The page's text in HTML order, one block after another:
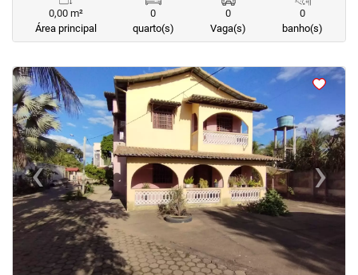
0,00 m²
Área principal
0
quarto(s)
0
Vaga(s)
0
banho(s)
<<<<
‹Previous ›Next